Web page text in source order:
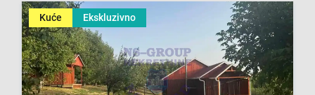
Kuće Ekskluzivno